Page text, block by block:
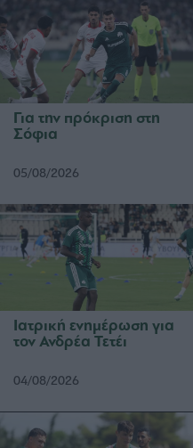
Για την πρόκριση στη
Σόφια
05/08/2026
Ιατρική ενημέρωση για
τον Ανδρέα Τετέι
04/08/2026